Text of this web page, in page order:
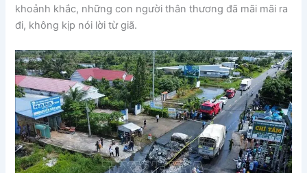
khoảnh khắc, những con người thân thương đã mãi mãi ra
đi, không kịp nói lời từ giã.